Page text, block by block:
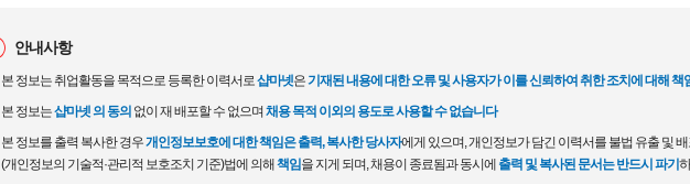
안내사항
본 정보는 취업활동을 목적으로 등록한 이력서로 샵마넷은기재된 내용에 대한 오류 및 사용자가 이를 신뢰하여 취한 조치에 대해 책
본 정보는샵마넷 의 동의 없이 재 배포할 수 없으며채용 목적 이외의 용도로 사용할 수 없습니다
본 정보를 출력 복사한 경우개인정보보호에 대한 책임은 출력, 복사한 당사자에게 있으며, 개인정보가 담긴 이력서를 불법 유출 및
(개인정보의 기술적·관리적 보호조치 기준)법에 의해책임을 지게 되며, 채용이 종료됨과 동시에 출력 및 복사된 문서는 반드시 파기